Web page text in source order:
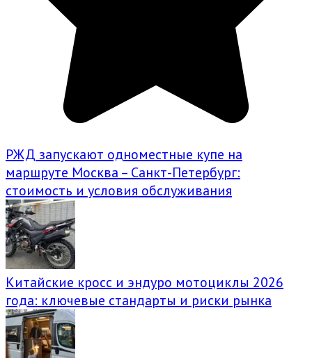
РЖД запускают одноместные купе на
маршруте Москва – Санкт-Петербург:
стоимость и условия обслуживания
Китайские кросс и эндуро мотоциклы 2026
года: ключевые стандарты и риски рынка